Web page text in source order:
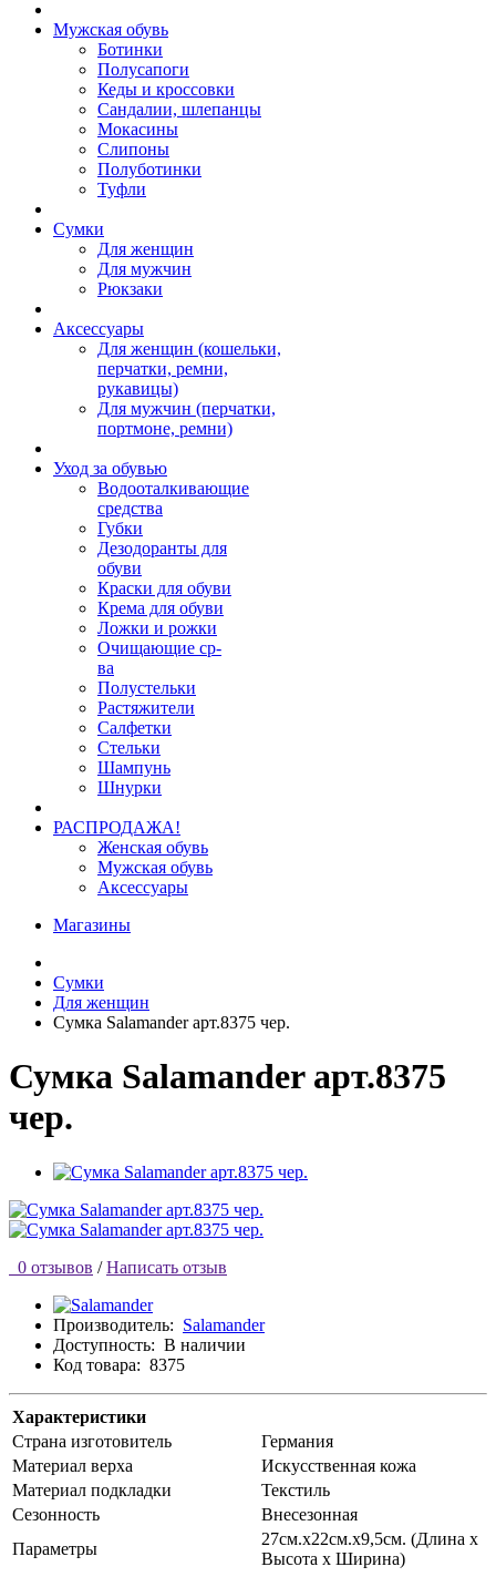
Мужская обувь
Ботинки
Полусапоги
Кеды и кроссовки
Сандалии, шлепанцы
Мокасины
Слипоны
Полуботинки
Туфли
Сумки
Для женщин
Для мужчин
Рюкзаки
Аксессуары
Для женщин (кошельки,
перчатки, ремни,
рукавицы)
Для мужчин (перчатки,
портмоне, ремни)
Уход за обувью
Водооталкивающие
средства
Губки
Дезодоранты для
обуви
Краски для обуви
Крема для обуви
Ложки и рожки
Очищающие ср-
ва
Полустельки
Растяжители
Салфетки
Стельки
Шампунь
Шнурки
РАСПРОДАЖА!
Женская обувь
Мужская обувь
Аксессуары
Магазины
Сумки
Для женщин
Сумка Salamander арт.8375 чер.
Сумка Salamander арт.8375
чер.
0 отзывов / Написать отзыв
Производитель: Salamander
Доступность: В наличии
Код товара: 8375
Характеристики
Страна изготовитель
Германия
Материал верха
Искусственная кожа
Материал подкладки
Текстиль
Сезонность
Внесезонная
Параметры
27см.х22см.х9,5см. (Длина х
Высота х Ширина)